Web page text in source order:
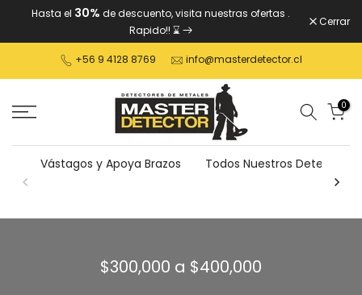
Hasta el 30% de descuento, visita nuestras ofertas .
Rapido!! ⌛
Cerrar
+56 9 4128 8769 info@masterdetector.cl
0
Vástagos y Apoya Brazos Todos Nuestros Detectores
$300,000 a $400,000